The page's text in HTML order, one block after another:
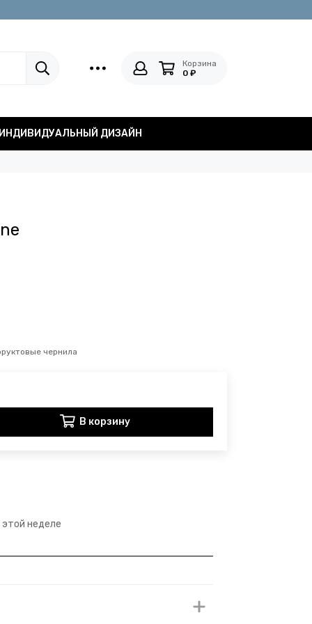
Корзина
0 ₽
ДИЗАЙН
чернила
В корзину
этой неделе